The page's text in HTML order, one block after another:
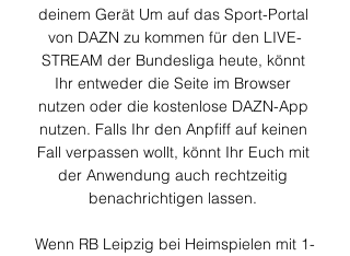
deinem Gerät Um auf das Sport-Portal
von DAZN zu kommen für den LIVE-
STREAM der Bundesliga heute, könnt
Ihr entweder die Seite im Browser
nutzen oder die kostenlose DAZN-App
nutzen. Falls Ihr den Anpfiff auf keinen
Fall verpassen wollt, könnt Ihr Euch mit
der Anwendung auch rechtzeitig
benachrichtigen lassen.
Wenn RB Leipzig bei Heimspielen mit 1-